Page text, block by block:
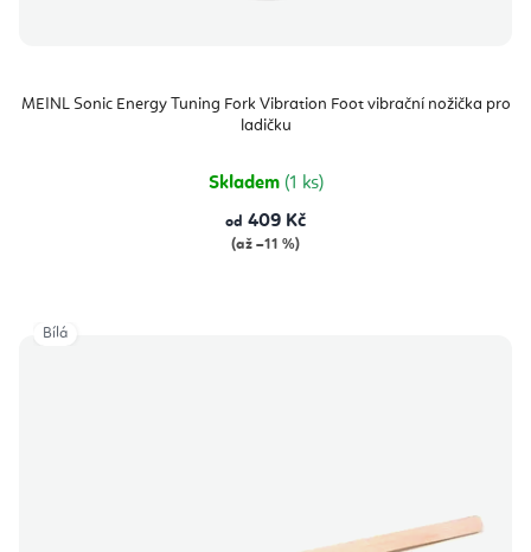
MEINL Sonic Energy Tuning Fork Vibration Foot vibrační nožička pro
ladičku
Skladem (1 ks)
od 409 Kč
(až –11 %)
Bílá